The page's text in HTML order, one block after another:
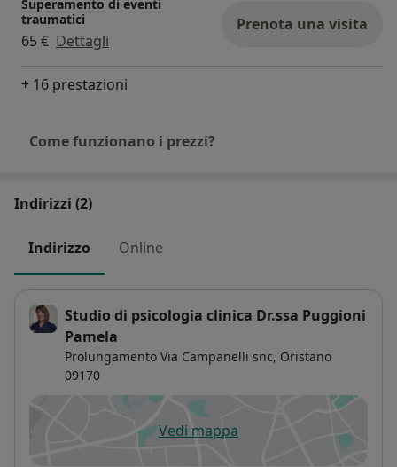
Superamento di eventi
traumatici
65 € Dettagli
Prenota una visita
+ 16 prestazioni
Come funzionano i prezzi?
Indirizzi (2)
Indirizzo Online
Studio di psicologia clinica Dr.ssa Puggioni
Pamela
Prolungamento Via Campanelli snc, Oristano
09170
Vedi mappasi apre in una nuova scheda